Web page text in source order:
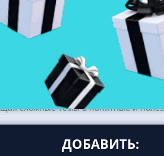
и аффилиат-индустрии. Пишу
сложные темы в понятные и
ДОБАВИТЬ: